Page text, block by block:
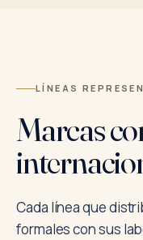
LÍNEAS
Marcas
Cada línea que
formales con sus